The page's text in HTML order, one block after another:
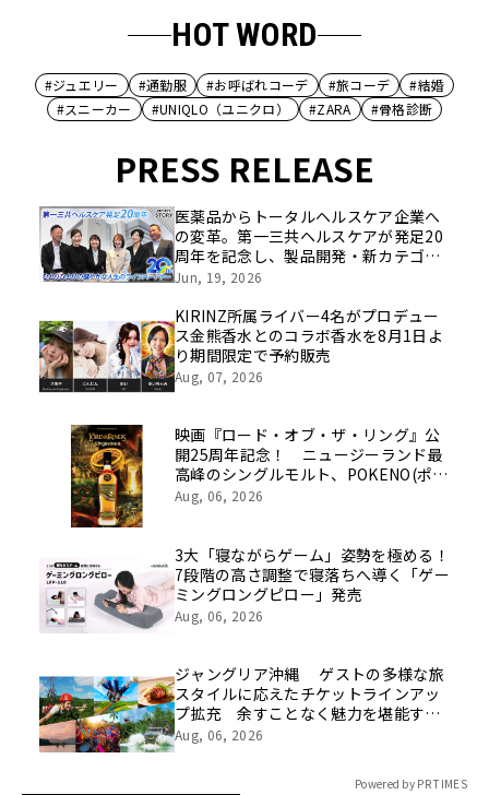
HOT WORD
#ジュエリー #通勤服 #お呼ばれコーデ #旅コーデ
#結婚
#スニーカー
#UNIQLO（ユニクロ） #ZARA #骨格診断
PRESS RELEASE
医薬品からトータルヘルスケア企業へ
の変革。第一三共ヘルスケアが発足20
周年を記念し、製品開発・新カテゴリ
挑戦の舞台や旧社統合時のエピソード
像を公開！
Jun, 19, 2026
KIRINZ所属ライバー4名がプロデュー
ス金熊香水とのコラボ香水を8月1日よ
り期間限定で予約販売
Aug, 07, 2026
映画『ロード・オブ・ザ・リング』公
開25周年記念！ ニュージーランド最
高峰のシングルモルト、POKENO(ポケ
ノ)より 数量限定ウイスキー「リング
Aug, 06, 2026
3大「寝ながらゲーム」姿勢を極める！
7段階の高さ調整で寝落ちへ導く「ゲー
ミングロングピロー」発売
Aug, 06, 2026
ジャングリア沖縄 ゲストの多様な旅
スタイルに応えたチケットラインアッ
プ拡充 余すことなく魅力を堪能する
「ロイヤルチケット」新登場
Aug, 06, 2026
Powered by PR TIMES